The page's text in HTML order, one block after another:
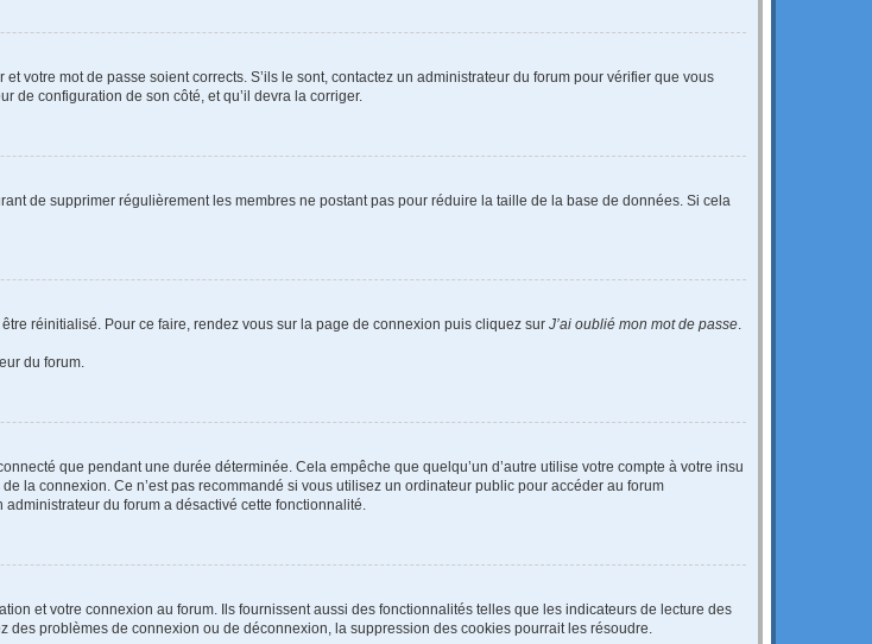
votre mot de passe soient corrects. S’ils le sont, contactez un administrateur du forum pour vérifier que vous
de configuration de son côté, et qu’il devra la corriger.
de supprimer régulièrement les membres ne postant pas pour réduire la taille de la base de données. Si cela
réinitialisé. Pour ce faire, rendez vous sur la page de connexion puis cliquez sur J’ai oublié mon mot de passe
du forum.
que pendant une durée déterminée. Cela empêche que quelqu’un d’autre utilise votre compte à votre insu
de la connexion. Ce n’est pas recommandé si vous utilisez un ordinateur public pour accéder au forum
du forum a désactivé cette fonctionnalité.
et votre connexion au forum. Ils fournissent aussi des fonctionnalités telles que les indicateurs de lecture des
problèmes de connexion ou de déconnexion, la suppression des cookies pourrait les résoudre.